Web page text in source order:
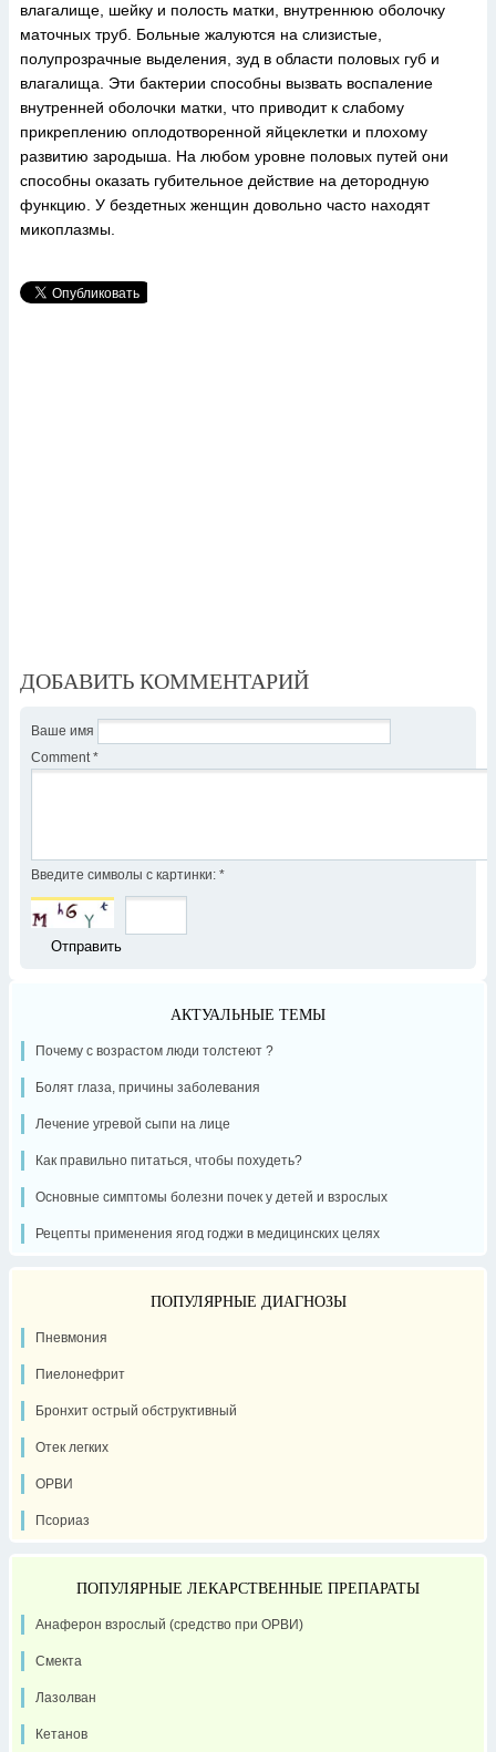
влагалище, шейку и полость матки, внутреннюю оболочку
маточных труб. Больные жалуются на слизистые,
полупрозрачные выделения, зуд в области половых губ и
влагалища. Эти бактерии способны вызвать воспаление
внутренней оболочки матки, что приводит к слабому
прикреплению оплодотворенной яйцеклетки и плохому
развитию зародыша. На любом уровне половых путей они
способны оказать губительное действие на детородную
функцию. У бездетных женщин довольно часто находят
микоплазмы.
ДОБАВИТЬ КОММЕНТАРИЙ
Ваше имя
Comment *
Введите символы с картинки: *
АКТУАЛЬНЫЕ ТЕМЫ
Почему с возрастом люди толстеют ?
Болят глаза, причины заболевания
Лечение угревой сыпи на лице
Как правильно питаться, чтобы похудеть?
Основные симптомы болезни почек у детей и взрослых
Рецепты применения ягод годжи в медицинских целях
ПОПУЛЯРНЫЕ ДИАГНОЗЫ
Пневмония
Пиелонефрит
Бронхит острый обструктивный
Отек легких
ОРВИ
Псориаз
ПОПУЛЯРНЫЕ ЛЕКАРСТВЕННЫЕ ПРЕПАРАТЫ
Анаферон взрослый (средство при ОРВИ)
Смекта
Лазолван
Кетанов